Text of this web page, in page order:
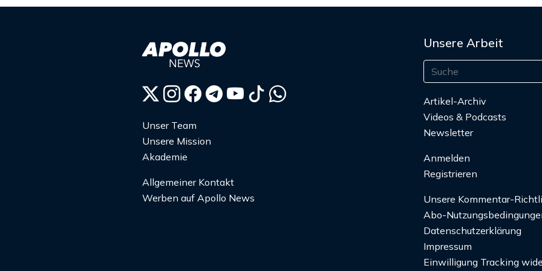
Unser Team
Unsere Mission
Akademie
Allgemeiner Kontakt
Werben auf Apollo News
Unsere Arbeit
Artikel-Archiv
Videos & Podcasts
Newsletter
Anmelden
Registrieren
Unsere Kommentar-
Abo-
Datenschutzerklärung
Impressum
Einwilligung Tracking